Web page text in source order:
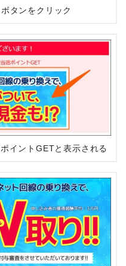
タンをクリック
イントGETと表示される